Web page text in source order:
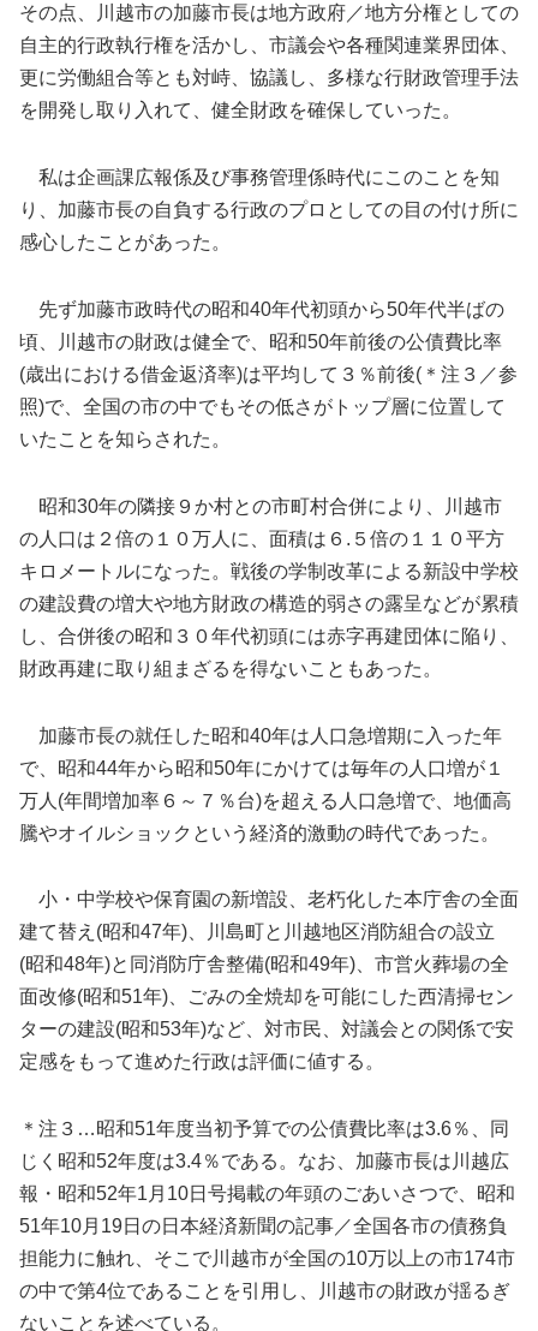
その点、川越市の加藤市長は地方政府／地方分権としての
自主的行政執行権を活かし、市議会や各種関連業界団体、
更に労働組合等とも対峙、協議し、多様な行財政管理手法
を開発し取り入れて、健全財政を確保していった。
私は企画課広報係及び事務管理係時代にこのことを知
り、加藤市長の自負する行政のプロとしての目の付け所に
感心したことがあった。
先ず加藤市政時代の昭和40年代初頭から50年代半ばの
頃、川越市の財政は健全で、昭和50年前後の公債費比率
(歳出における借金返済率)は平均して３％前後(＊注３／参
照)で、全国の市の中でもその低さがトップ層に位置して
いたことを知らされた。
昭和30年の隣接９か村との市町村合併により、川越市
の人口は２倍の１０万人に、面積は６.５倍の１１０平方
キロメートルになった。戦後の学制改革による新設中学校
の建設費の増大や地方財政の構造的弱さの露呈などが累積
し、合併後の昭和３０年代初頭には赤字再建団体に陥り、
財政再建に取り組まざるを得ないこともあった。
加藤市長の就任した昭和40年は人口急増期に入った年
で、昭和44年から昭和50年にかけては毎年の人口増が１
万人(年間増加率６～７％台)を超える人口急増で、地価高
騰やオイルショックという経済的激動の時代であった。
小・中学校や保育園の新増設、老朽化した本庁舎の全面
建て替え(昭和47年)、川島町と川越地区消防組合の設立
(昭和48年)と同消防庁舎整備(昭和49年)、市営火葬場の全
面改修(昭和51年)、ごみの全焼却を可能にした西清掃セン
ターの建設(昭和53年)など、対市民、対議会との関係で安
定感をもって進めた行政は評価に値する。
＊注３…昭和51年度当初予算での公債費比率は3.6％、同
じく昭和52年度は3.4％である。なお、加藤市長は川越広
報・昭和52年1月10日号掲載の年頭のごあいさつで、昭和
51年10月19日の日本経済新聞の記事／全国各市の債務負
担能力に触れ、そこで川越市が全国の10万以上の市174市
の中で第4位であることを引用し、川越市の財政が揺るぎ
ないことを述べている。